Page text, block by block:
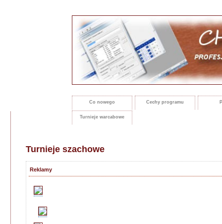
Co nowego Cechy programu
Turnieje warcabowe
Turnieje szachowe
Reklamy